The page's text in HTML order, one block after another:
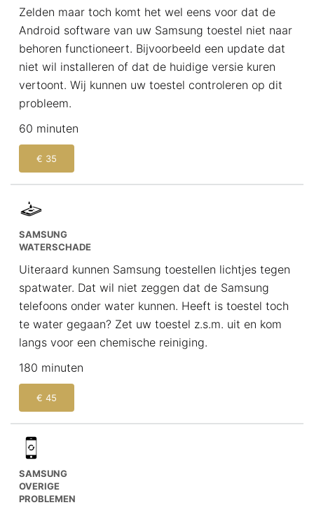
Zelden maar toch komt het wel eens voor dat de
Android software van uw Samsung toestel niet naar
behoren functioneert. Bijvoorbeeld een update dat
niet wil installeren of dat de huidige versie kuren
vertoont. Wij kunnen uw toestel controleren op dit
probleem.
60 minuten
€ 35
SAMSUNG
WATERSCHADE
Uiteraard kunnen Samsung toestellen lichtjes tegen
spatwater. Dat wil niet zeggen dat de Samsung
telefoons onder water kunnen. Heeft is toestel toch
te water gegaan? Zet uw toestel z.s.m. uit en kom
langs voor een chemische reiniging.
180 minuten
€ 45
SAMSUNG
OVERIGE
PROBLEMEN